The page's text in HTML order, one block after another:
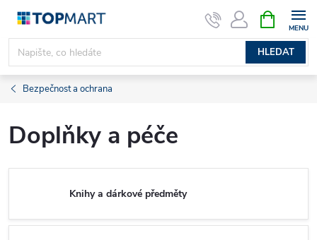
Přejít
obsah
HLEDAT
NÁKUPNÍ
KOŠÍK
Bezpečnost a ochrana
Doplňky a péče
Knihy a dárkové předměty